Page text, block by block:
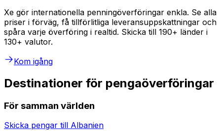
Xe gör internationella penningöverföringar enkla. Se alla
priser i förväg, få tillförlitliga leveransuppskattningar och
spåra varje överföring i realtid. Skicka till 190+ länder i
130+ valutor.
Kom igång
Destinationer för pengaöverföringar
För samman världen
Skicka pengar till Albanien